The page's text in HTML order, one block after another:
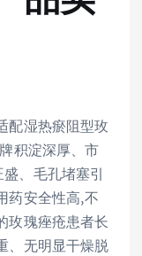
配湿热瘀阻型玫
积淀深厚、市
、毛孔堵塞引
药安全性高,不
玫瑰痤疮患者长
、无明显干燥脱